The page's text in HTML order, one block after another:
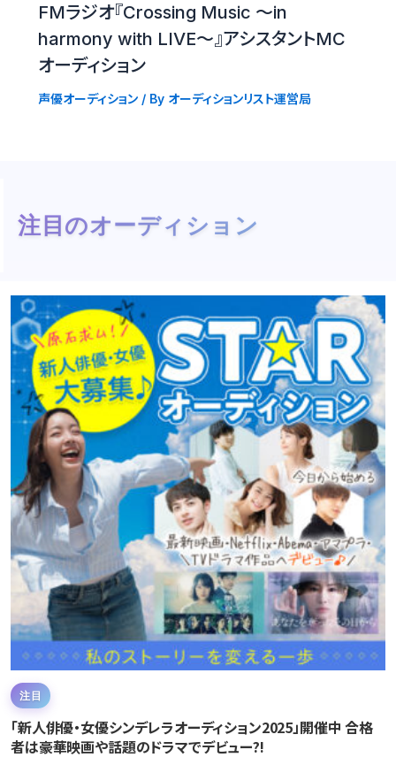
FMラジオ『Crossing Music 〜in
harmony with LIVE〜』アシスタントMC
オーディション
声優オーディション/ By オーディションリスト運営局
注目のオーディション
注目
「新人俳優・女優シンデレラオーディション2025」開催中 合格
者は豪華映画や話題のドラマでデビュー?!